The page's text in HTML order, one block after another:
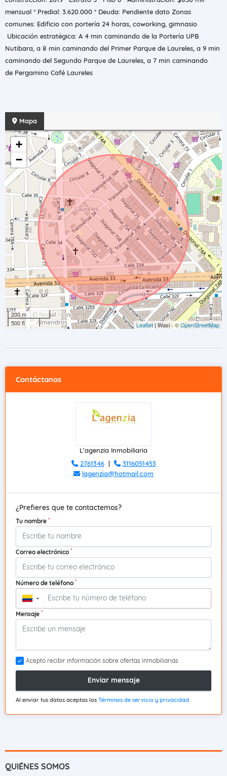
mensual * Predial: 3.620.000 * Deuda: Pendiente dato Zonas
comunes: Edificio con portería 24 horas, coworking, gimnasio
Ubicación estratégica: A 4 min caminando de la Portería UPB
Nutibara, a 8 min caminando del Primer Parque de Laureles, a 9 min
caminando del Segundo Parque de Laureles, a 7 min caminando
de Pergamino Café Laureles
Mapa
+
−
200 m
500 ft
Leaflet| Wasi - ©OpenStreetMap
Contáctanos
L'agenzia Inmobiliaria
2761346|
3116051453
lagenzia@hotmail.com
¿Prefieres que te contactemos?
Tu nombre *
Correo electrónico *
Número de teléfono *
▼
Mensaje *
Acepto recibir información sobre ofertas inmobiliarias
Enviar mensaje
Al enviar tus datos aceptas los Términos de servicio y privacidad
QUIÉNES SOMOS